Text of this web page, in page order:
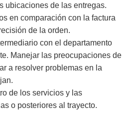
ubicaciones de las entregas.
en comparación con la factura
de la orden.
con el departamento
Manejar las preocupaciones de
a resolver problemas en la
de los servicios y las
o posteriores al trayecto.